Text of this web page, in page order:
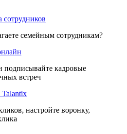
сотрудников
семейным сотрудникам?
подписывайте кадровые
встреч
Talantix
настройте воронку,